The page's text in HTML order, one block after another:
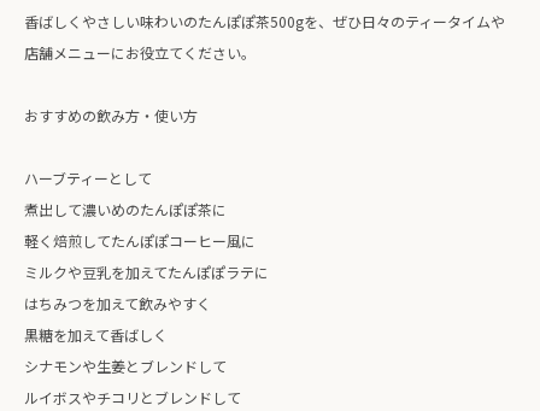
香ばしくやさしい味わいのたんぽぽ茶500gを、ぜひ日々のティータイムや
店舗メニューにお役立てください。
おすすめの飲み方・使い方
ハーブティーとして
煮出して濃いめのたんぽぽ茶に
軽く焙煎してたんぽぽコーヒー風に
ミルクや豆乳を加えてたんぽぽラテに
はちみつを加えて飲みやすく
黒糖を加えて香ばしく
シナモンや生姜とブレンドして
ルイボスやチコリとブレンドして